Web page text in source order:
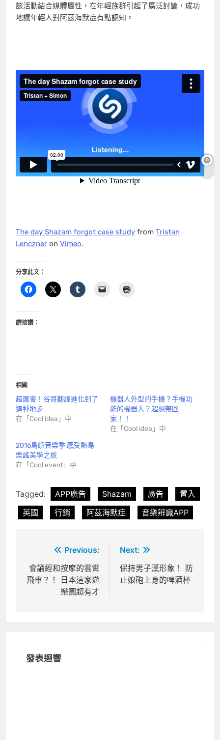
該活動結合媒體屬性，在年輕族群引起了廣泛討論，成功
地讓年輕人對阿茲海默症有點認知。
The day Shazam forgot case study from Tristan
Lenczner on Vimeo.
分享此文：
請按讚：
相關
超厲害！谷哥翻譯進化到了
這種地步
在「Cool idea」中
機器人外型的手機？手機功
能的機器人？超想帶回
家！！
在「Cool idea」中
2016島嶼音樂季 感受熱島
樂謠美學之旅
在「Cool event」中
Tagged: APP廣告 Shazam 廣告
置入
英國
行銷 阿茲海默症 音樂辨識APP
章
導
Previous:
會誦經和按摩的雲霄
飛車？！ 日本這家遊
樂園超有才
Next:
保持男子漢形象！ 防
止娘砲上身的啤酒杯
發表迴響